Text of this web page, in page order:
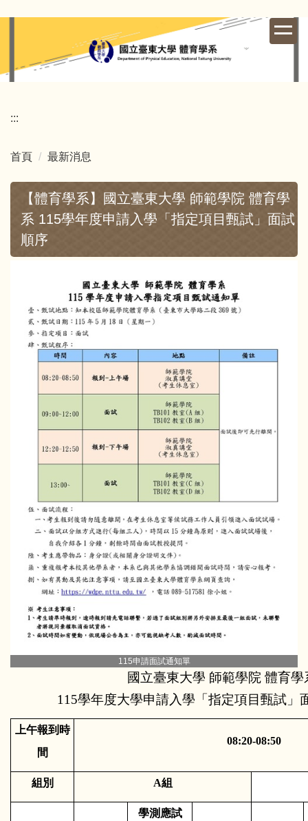
內
:::
首頁 最新消息
【體育學系】國立臺東大學 師範學院 體育學
系 115學年度申請入學「指定項目甄試」面試
順序
115申請面試通知單
國立臺東大學 師範學院 體育學
115學年度大學申請入學「指定項目甄試」
上午報到時
間
08:20-08:50
組別 A組
學測應試